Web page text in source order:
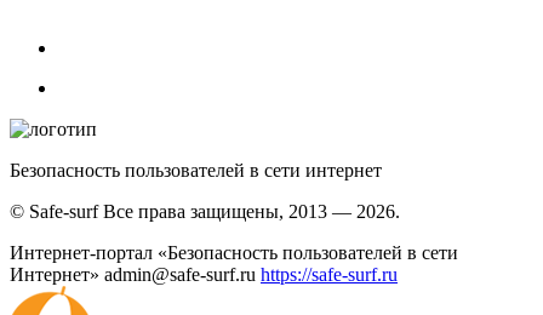
Безопасность пользователей в сети интернет
© Safe-surf Все права защищены, 2013 — 2026.
Интернет-портал «Безопасность пользователей в сети
Интернет» admin@safe-surf.ru https://safe-surf.ru